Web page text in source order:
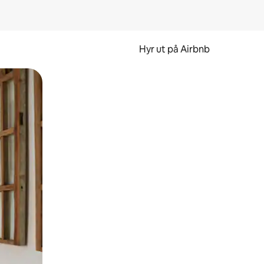
Hyr ut på Airbnb